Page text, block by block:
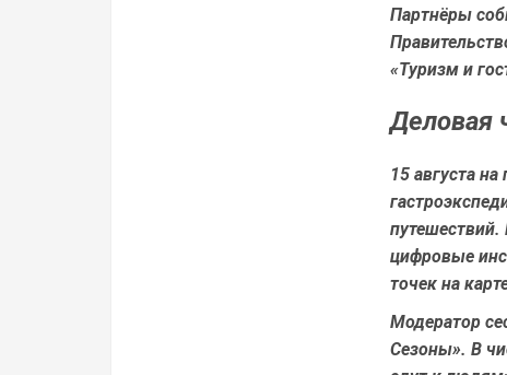
Партнёры
«Туризм и
Деловая
15 августа
цифровые
точек на
Модератор
Сезоны». В